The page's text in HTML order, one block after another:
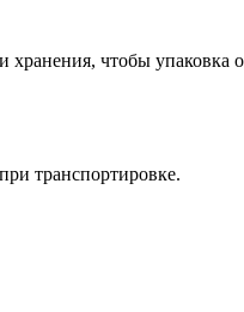
чтобы упаковка
транспортировке.